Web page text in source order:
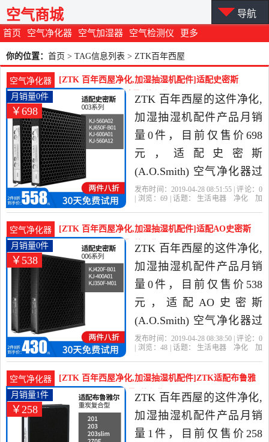
首页 空气净化器 空气加湿器 空气检测仪 更多
空气商城 导航
你的位置： 首页 > TAG信息列表 > ZTK百年西屋
空气净化器
[ZTK 百年西屋净化,加湿抽湿机配件]适配史密斯
(A.O.Smith) 空月销量0件仅售698元
￥698
月销量0件
ZTK 百年西屋的这件净化,
加湿抽湿机配件产品月销
量0件，目前仅售价698
元，适配史密斯
(A.O.Smith) 空气净化器过
滤芯 滤网 KJ560A02/650F
选生活电器当中性价比很
高的净化,加湿抽湿机配
件，由北京发货。
发布时间：2019-04-28 08:51:55 | 评论： 0
| 浏览：69 | 话题： 生活电器 净化
加
空气净化器
[ZTK 百年西屋净化,加湿抽湿机配件]适配AO史密斯
(A.O.Smith)月销量0件仅售538元
￥538
月销量0件
ZTK 百年西屋的这件净化,
加湿抽湿机配件产品月销
量0件，目前仅售价538
元，适配AO史密斯
(A.O.Smith) 空气净化器过
滤芯 滤网 KJ350F-M01是
生活电器当中性价比很高
的净化,加湿抽湿机配件，
由北京发货。
发布时间：2019-04-28 08:38:50 | 评论： 0
| 浏览：48 | 话题： 生活电器 净化
加
空气净化器
[ZTK 百年西屋净化,加湿抽湿机配件]ZTK适配布鲁雅
尔Blueair空气月销量1件仅售258元
￥258
月销量1件
ZTK 百年西屋的这件净化,
加湿抽湿机配件产品月销
量1件，目前仅售价258